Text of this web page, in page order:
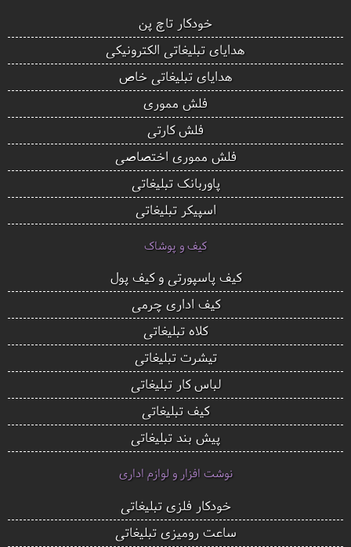
خودکار تاچ پن
هدایای تبلیغاتی الکترونیکی
هدایای تبلیغاتی خاص
فلش مموری
فلش کارتی
فلش مموری اختصاصی
پاوربانک تبلیغاتی
اسپیکر تبلیغاتی
کیف و پوشاک
کیف پاسپورتی و کیف پول
کیف اداری چرمی
کلاه تبلیغاتی
تیشرت تبلیغاتی
لباس کار تبلیغاتی
کیف تبلیغاتی
پیش بند تبلیغاتی
نوشت افزار و لوازم اداری
خودکار فلزی تبلیغاتی
ساعت رومیزی تبلیغاتی